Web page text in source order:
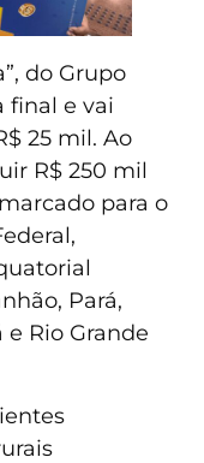
do Grupo
final e vai
25 mil. Ao
R$ 250 mil
para o
Pará,
e Rio Grande